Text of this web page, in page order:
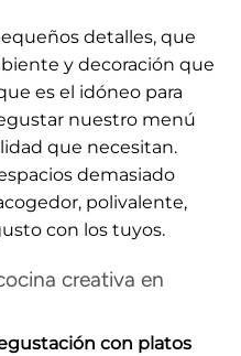
detalles, que
y decoración que
es el idóneo para
nuestro menú
que necesitan.
demasiado
polivalente,
con los tuyos.
creativa en
con platos